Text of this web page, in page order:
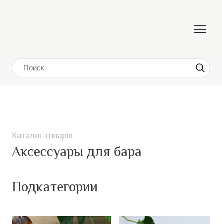
Каталог товарів
Аксессуары для бара
Подкатегории